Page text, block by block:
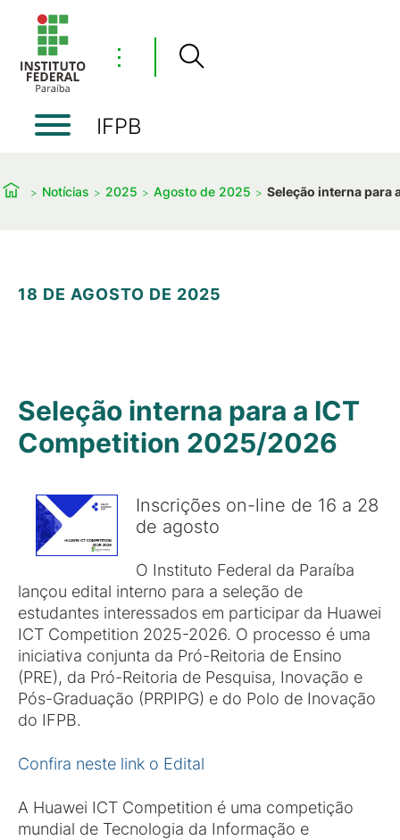
⋮
IFPB
Notícias 2025 Agosto de 2025 Seleção interna para
18 DE AGOSTO DE 2025
Seleção interna para a ICT
Competition 2025/2026
Inscrições on-line de 16 a 28
de agosto
O Instituto Federal da Paraíba
lançou edital interno para a seleção de
estudantes interessados em participar da Huawei
ICT Competition 2025-2026. O processo é uma
iniciativa conjunta da Pró-Reitoria de Ensino
(PRE), da Pró-Reitoria de Pesquisa, Inovação e
Pós-Graduação (PRPIPG) e do Polo de Inovação
do IFPB.
Confira neste link o Edital
A Huawei ICT Competition é uma competição
mundial de Tecnologia da Informação e